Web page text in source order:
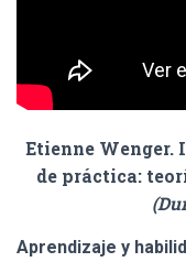
Etienne Wenger.
de práctica:
Aprendizaje y